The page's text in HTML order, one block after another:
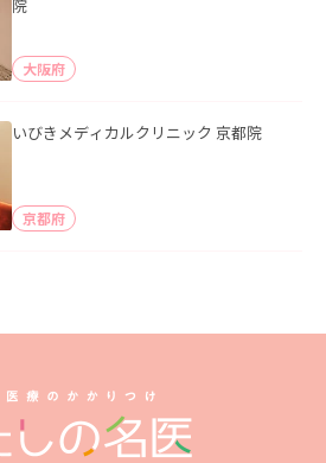
院
大阪府
いびきメディカルクリニック 京都院
京都府